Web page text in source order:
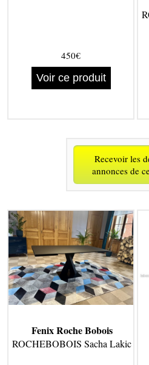
450€
Voir ce produit
Recevoir les
annonces de
Fenix Roche Bobois
ROCHEBOBOIS Sacha Lakic